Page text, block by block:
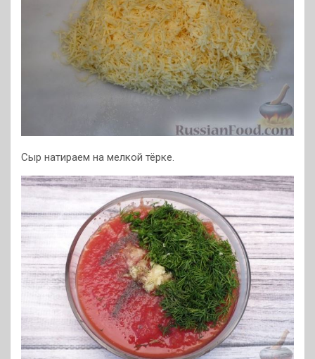
Сыр натираем на мелкой тёрке.